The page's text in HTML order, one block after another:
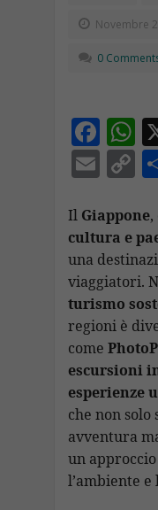
Novembre
0
F
ac
e
b
o
o
k
h
s
A
p
p
E
ai
l
C
p
y
Li
n
k
Il Giappone,
cultura e
una
viaggiatori.
turismo
regioni è
come
escursioni
esperienze
che non solo
avventura
un
l’ambiente